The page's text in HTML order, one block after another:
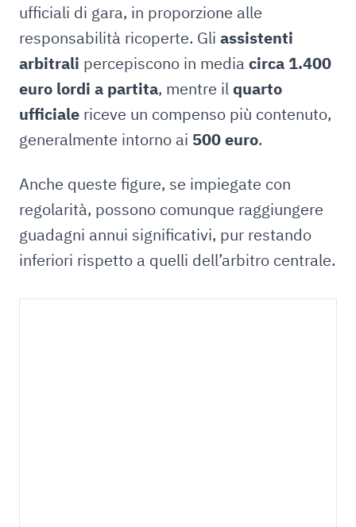
ufficiali di gara, in proporzione alle
responsabilità ricoperte. Gli assistenti
arbitrali percepiscono in media circa 1.400
euro lordi a partita, mentre il quarto
ufficiale riceve un compenso più contenuto,
generalmente intorno ai 500 euro.
Anche queste figure, se impiegate con
regolarità, possono comunque raggiungere
guadagni annui significativi, pur restando
inferiori rispetto a quelli dell’arbitro centrale.